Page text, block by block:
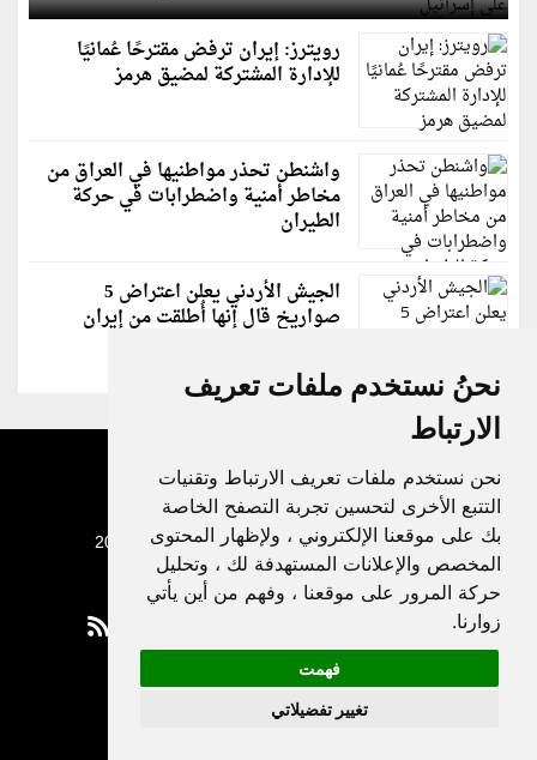
نحنُ نستخدم ملفات تعريف
الارتباط
نحن نستخدم ملفات تعريف الارتباط وتقنيات
التتبع الأخرى لتحسين تجربة التصفح الخاصة
بك على موقعنا الإلكتروني ، ولإظهار المحتوى
المخصص والإعلانات المستهدفة لك ، وتحليل
حركة المرور على موقعنا ، وفهم من أين يأتي
زوارنا.
فهمت
تغيير تفضيلاتي
رويترز: إيران ترفض مقترحًا عُمانيًا
للإدارة المشتركة لمضيق هرمز
واشنطن تحذر مواطنيها في العراق من
مخاطر أمنية واضطرابات في حركة
الطيران
الجيش الأردني يعلن اعتراض 5
صواريخ قال إنها أُطلقت من إيران
جميع الحقوق محفوظة لدنيا الوطن © 2003 - 2022
Privacy Policy